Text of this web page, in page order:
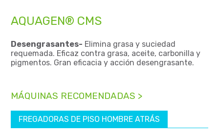
AQUAGEN® CMS
Desengrasantes- Elimina grasa y suciedad
requemada. Eficaz contra grasa, aceite, carbonilla y
pigmentos. Gran eficacia y acción desengrasante.
MÁQUINAS RECOMENDADAS >
FREGADORAS DE PISO HOMBRE ATRÁS